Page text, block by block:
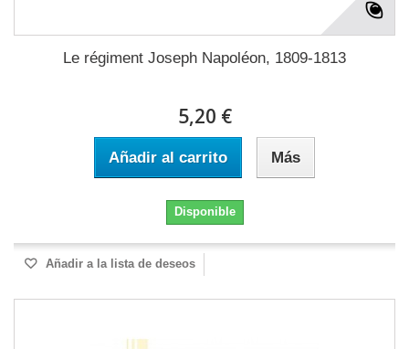
Le régiment Joseph Napoléon, 1809-1813
5,20 €
Añadir al carrito Más
Disponible
Añadir a la lista de deseos